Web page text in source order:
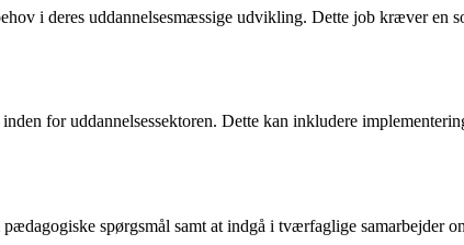
i deres uddannelsesmæssige udvikling. Dette job kræver en
for uddannelsessektoren. Dette kan inkludere
spørgsmål samt at indgå i tværfaglige samarbejder